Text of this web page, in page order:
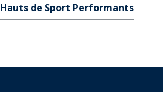
Hauts de Sport Performants